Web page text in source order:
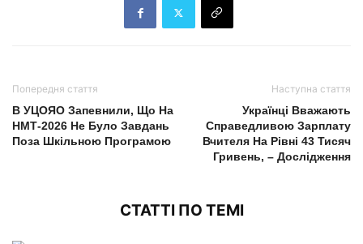
Попередня стаття
В УЦОЯО Запевнили, Що На
НМТ-2026 Не Було Завдань
Поза Шкільною Програмою
Наступна стаття
Українці Вважають
Справедливою Зарплату
Вчителя На Рівні 43 Тисяч
Гривень, – Дослідження
СТАТТІ ПО ТЕМІ